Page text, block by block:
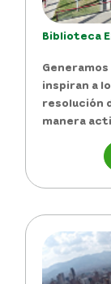
Biblioteca
inspiran a
resolución
manera